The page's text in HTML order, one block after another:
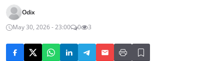
Odix
May 30, 2026 - 23:00
0 3